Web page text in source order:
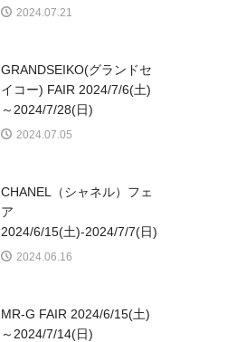
2024.07.21
GRANDSEIKO(グランドセ
イコー) FAIR 2024/7/6(土)
～2024/7/28(日)
2024.07.05
CHANEL（シャネル）フェ
ア
2024/6/15(土)-2024/7/7(日)
2024.06.16
MR-G FAIR 2024/6/15(土)
～2024/7/14(日)